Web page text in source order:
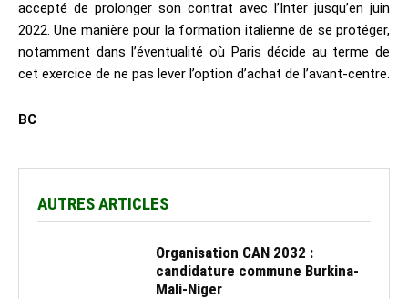
accepté de prolonger son contrat avec l’Inter jusqu’en juin
2022. Une manière pour la formation italienne de se protéger,
notamment dans l’éventualité où Paris décide au terme de
cet exercice de ne pas lever l’option d’achat de l’avant-centre.
BC
AUTRES ARTICLES
Organisation CAN 2032 :
candidature commune Burkina-
Mali-Niger